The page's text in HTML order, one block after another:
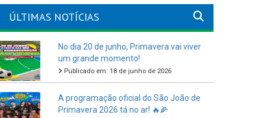
ÚLTIMAS NOTÍCIAS
No dia 20 de junho, Primavera vai viver
um grande momento!
Publicado em: 18 de junho de 2026
A programação oficial do São João de
Primavera 2026 tá no ar! 🔥🌽